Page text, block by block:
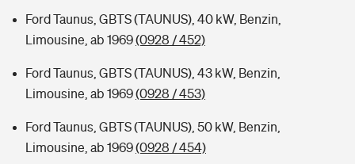
Ford Taunus, GBTS (TAUNUS), 40 kW, Benzin,
Limousine, ab 1969(0928 / 452)
Ford Taunus, GBTS (TAUNUS), 43 kW, Benzin,
Limousine, ab 1969(0928 / 453)
Ford Taunus, GBTS (TAUNUS), 50 kW, Benzin,
Limousine, ab 1969(0928 / 454)